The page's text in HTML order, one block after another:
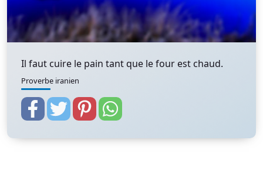
Il faut cuire le pain tant que le four est chaud.
Proverbe iranien